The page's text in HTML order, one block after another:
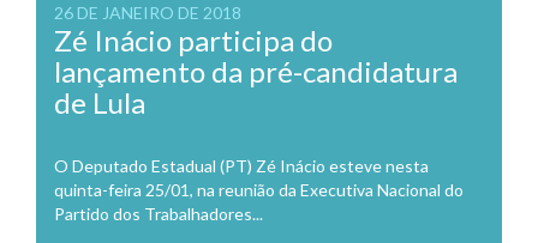
26 DE JANEIRO DE 2018
Zé Inácio participa do
lançamento da pré-candidatura
de Lula
O Deputado Estadual (PT) Zé Inácio esteve nesta
quinta-feira 25/01, na reunião da Executiva Nacional do
Partido dos Trabalhadores...